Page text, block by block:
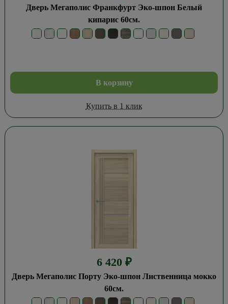
Дверь Мегаполис Франкфурт Эко-шпон Белый
кипарис 60см.
В корзину
Купить в 1 клик
6 420 ₽
Дверь Мегаполис Порту Эко-шпон Лиственница мокко
60см.